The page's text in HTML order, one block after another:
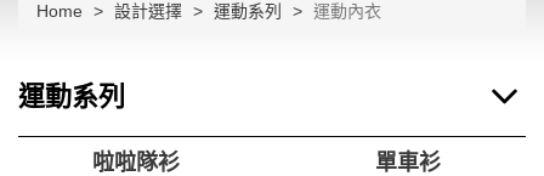
Browse
Home 設計選擇 運動系列 運動內衣
運動系列
啦啦隊衫 單車衫